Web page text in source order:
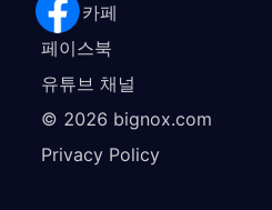
공식 카페
페이스북
유튜브 채널
© 2026 bignox.com
Privacy Policy